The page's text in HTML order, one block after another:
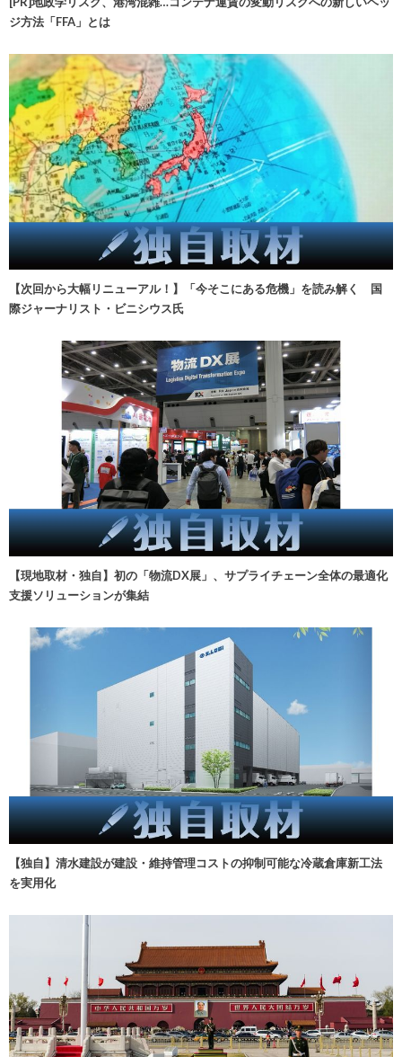
ジ方法「FFA」とは
【次回から大幅リニューアル！】「今そこにある危機」を読み解く 国
際ジャーナリスト・ビニシウス氏
【現地取材・独自】初の「物流DX展」、サプライチェーン全体の最適化
支援ソリューションが集結
【独自】清水建設が建設・維持管理コストの抑制可能な冷蔵倉庫新工法
を実用化